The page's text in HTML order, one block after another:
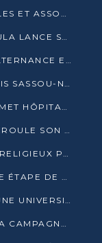
PRÉSIDENTIELLE 2026 : LES MUTUELLES ET ASSOCIATIONS S’IMPLIQUENT DANS LA CAMPAGNE ÉLECTORALE À TIÉ-TIÉ 2 (POINTE-NOIRE)
PRÉSIDENTIELLE 2026 : DAVE MAFOULA LANCE SA « VAGUE DU NOUVEAU DÉPART » À IMPFONDO
OYO : DESTIN GAVET APPELLE À L’ALTERNANCE ET À LA RESPONSABILITÉ DE LA JEUNESSE
PRÉSIDENTIELLE 2026 : À SIBITI, DENIS SASSOU-N’GUESSO PARIE SUR LES RESSOURCES DE LA LEKOUMOU
À EWO, DESTIN GAVET ELENGO PROMET HÔPITAL, CHEMIN DE FER ET AUDIT DES FINANCES PUBLIQUES
À OWANDO, LE CANDIDAT DU MR DÉROULE SON PROGRAMME DE “CHANGEMENT”
PRÉSIDENTIELLE 2026 : CULTE INTERRELIGIEUX POUR LA PAIX À OUENZÉ
DOLISIE EN BLEU POUR LA DEUXIÈME ÉTAPE DE CAMPAGNE DE DSN
À OUESSO, DESTIN GAVET PROMET UNE UNIVERSITÉ POUR LA SANGHA
À OUESSO, GAVET ELONGO LANCE SA CAMPAGNE SOUS LE SIGNE DU RENOUVEAU